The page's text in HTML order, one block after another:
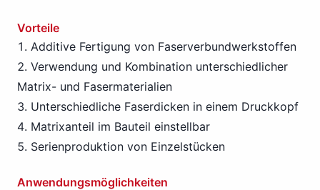
Vorteile
Additive Fertigung von Faserverbundwerkstoffen
Verwendung und Kombination unterschiedlicher
Matrix- und Fasermaterialien
Unterschiedliche Faserdicken in einem Druckkopf
Matrixanteil im Bauteil einstellbar
Serienproduktion von Einzelstücken
Anwendungsmöglichkeiten